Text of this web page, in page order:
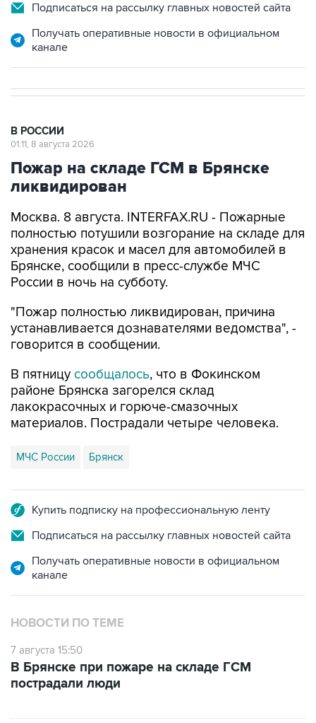
Подписаться на рассылку главных новостей сайта
Получать оперативные новости в официальном
канале
В РОССИИ
01:11, 8 августа 2026
Пожар на складе ГСМ в Брянске
ликвидирован
Москва. 8 августа. INTERFAX.RU - Пожарные
полностью потушили возгорание на складе для
хранения красок и масел для автомобилей в
Брянске, сообщили в пресс-службе МЧС
России в ночь на субботу.
"Пожар полностью ликвидирован, причина
устанавливается дознавателями ведомства", -
говорится в сообщении.
В пятницу сообщалось, что в Фокинском
районе Брянска загорелся склад
лакокрасочных и горюче-смазочных
материалов. Пострадали четыре человека.
МЧС России Брянск
Купить подписку на профессиональную ленту
Подписаться на рассылку главных новостей сайта
Получать оперативные новости в официальном
канале
НОВОСТИ ПО ТЕМЕ
7 августа 15:50
В Брянске при пожаре на складе ГСМ
пострадали люди